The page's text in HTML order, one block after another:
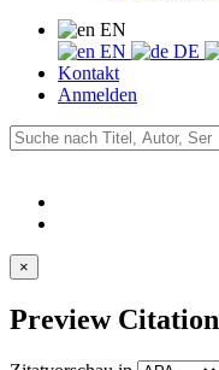
EN
EN
DE
Kontakt
Anmelden
×
Preview Citation